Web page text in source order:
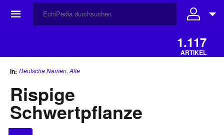
☰
1.117
ARTIKEL
in: Deutsche Namen, Alle
Rispige
Schwertpflanze